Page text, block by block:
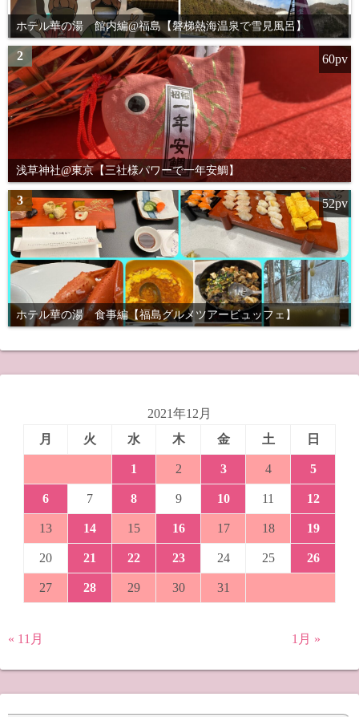
ホテル華の湯 館内編@福島【磐梯熱海温泉で雪見風呂】
2
浅草神社@東京【三社様パワーで一年安鯛】
60pv
3
ホテル華の湯 食事編【福島グルメツアービュッフェ】
52pv
2021年12月
月
火 水 木 金 土 日
1 2 3 4 5
6 7 8 9 10 11 12
13 14 15 16 17 18 19
20 21 22 23 24 25 26
27 28 29 30 31
« 11月 1月 »